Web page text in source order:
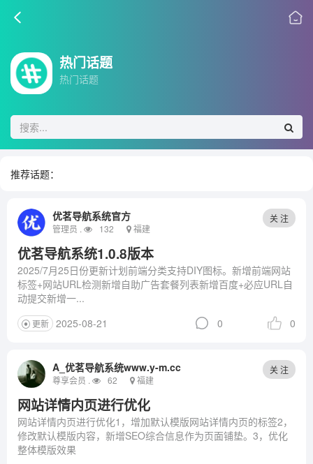
热门话题
热门话题
推荐话题：
优茗导航系统官方
管理员 . 132 福建
关 注
优茗导航系统1.0.8版本
2025/7月25日份更新计划前端分类支持DIY图标。新增前端网站
标签+网站URL检测新增自助广告套餐列表新增百度+必应URL自
动提交新增一...
更新 2025-08-21 0 0
A_优茗导航系统www.y-m.cc
尊享会员 . 62 福建
关 注
网站详情内页进行优化
网站详情内页进行优化1，增加默认模版网站详情内页的标签2，
修改默认模版内容，新增SEO综合信息作为页面铺垫。3，优化
整体模版效果